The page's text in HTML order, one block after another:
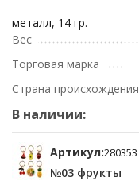
металл, 14 гр.
Вес
Торговая марка
Страна происхождения
В наличии:
Артикул:280353
№03 фрукты